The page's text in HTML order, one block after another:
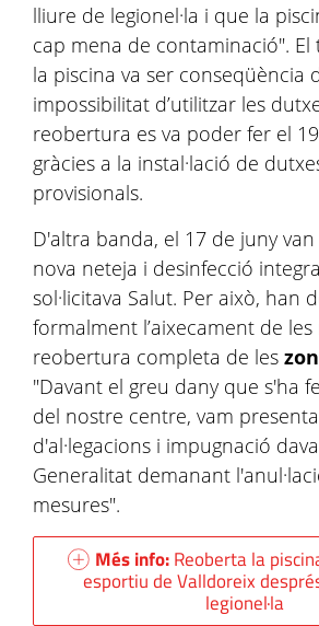
lliure de legionel·la i que la
cap mena de contaminació".
la piscina va ser conseqüència
impossibilitat d’utilitzar les
reobertura es va poder fer el
gràcies a la instal·lació de
provisionals.
D'altra banda, el 17 de juny
nova neteja i desinfecció
sol·licitava Salut. Per això, han
formalment l’aixecament de les
reobertura completa de les
"Davant el greu dany que s'ha
del nostre centre, vam
d'al·legacions i impugnació
Generalitat demanant
mesures".
Més info:Reoberta la
esportiu de Valldoreix
legionel·la